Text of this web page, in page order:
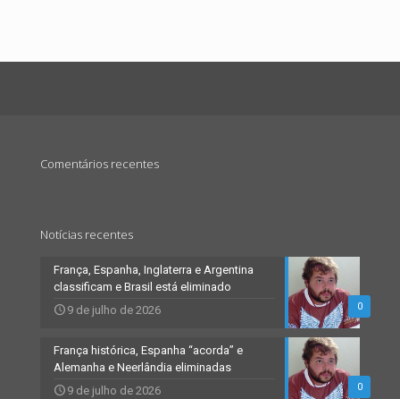
Comentários recentes
Notícias recentes
0
França, Espanha, Inglaterra e Argentina
classificam e Brasil está eliminado
9 de julho de 2026
0
França histórica, Espanha “acorda” e
Alemanha e Neerlândia eliminadas
9 de julho de 2026